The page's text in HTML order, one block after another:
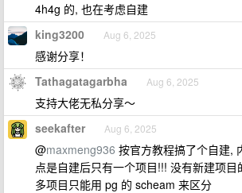
4h4g 的, 也在考虑自建
king3200 Aug 6, 2025
感谢分享！
Tathagatagarbha Aug 6, 2025
支持大佬无私分享～
seekafter Aug 6, 2025
@maxmeng936 按官方教程搞了个自建,
点是自建后只有一个项目!!! 没有新建项
多项目只能用 pg 的 scheam 来区分